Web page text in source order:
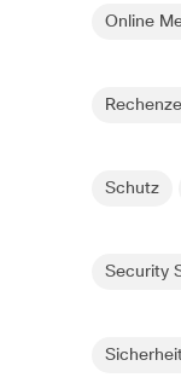
Online
Schutz
Security